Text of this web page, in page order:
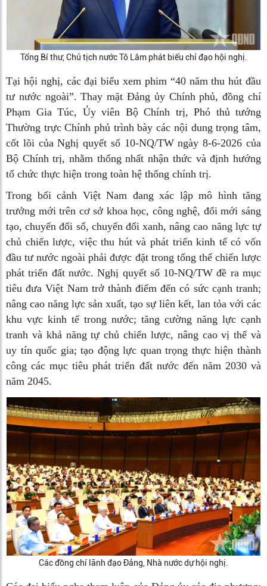
Tổng Bí thư, Chủ tịch nước Tô Lâm phát biểu chỉ đạo hội nghị.
Tại hội nghị, các đại biểu xem phim “40 năm thu hút đầu
tư nước ngoài”. Thay mặt Đảng ủy Chính phủ, đồng chí
Phạm Gia Túc, Ủy viên Bộ Chính trị, Phó thủ tướng
Thường trực Chính phủ trình bày các nội dung trọng tâm,
cốt lõi của Nghị quyết số 10-NQ/TW ngày 8-6-2026 của
Bộ Chính trị, nhằm thống nhất nhận thức và định hướng
tổ chức thực hiện trong toàn hệ thống chính trị.
Trong bối cảnh Việt Nam đang xác lập mô hình tăng
trưởng mới trên cơ sở khoa học, công nghệ, đổi mới sáng
tạo, chuyển đổi số, chuyển đổi xanh, nâng cao năng lực tự
chủ chiến lược, việc thu hút và phát triển kinh tế có vốn
đầu tư nước ngoài phải được đặt trong tổng thể chiến lược
phát triển đất nước. Nghị quyết số 10-NQ/TW đề ra mục
tiêu đưa Việt Nam trở thành điểm đến có sức cạnh tranh;
nâng cao năng lực sản xuất, tạo sự liên kết, lan tỏa với các
khu vực kinh tế trong nước; tăng cường năng lực cạnh
tranh và khả năng tự chủ chiến lược, nâng cao vị thế và
uy tín quốc gia; tạo động lực quan trọng thực hiện thành
công các mục tiêu phát triển đất nước đến năm 2030 và
năm 2045.
Các đồng chí lãnh đạo Đảng, Nhà nước dự hội nghị.